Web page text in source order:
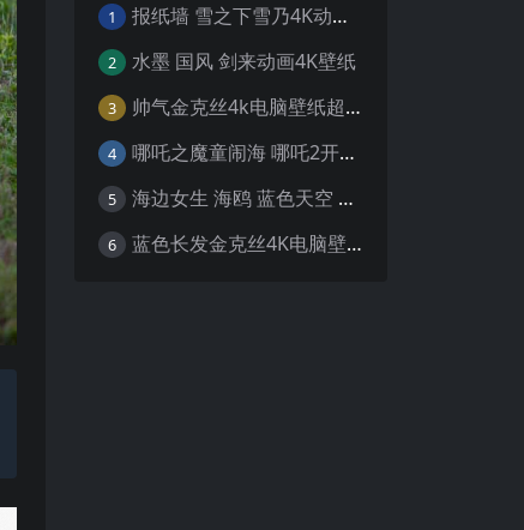
1 报纸墙 雪之下雪乃4K动漫壁纸
2 水墨 国风 剑来动画4K壁纸
3 帅气金克丝4k电脑壁纸超清
4 哪吒之魔童闹海 哪吒2开场4K壁纸
5 海边女生 海鸥 蓝色天空 4K壁纸
6 蓝色长发金克丝4K电脑壁纸